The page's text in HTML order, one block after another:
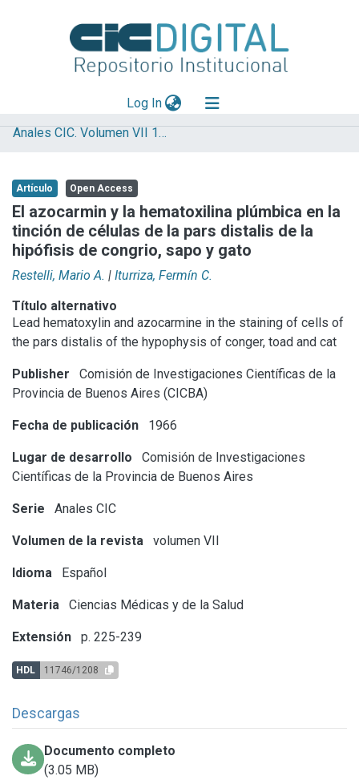
Log In(current)
Explorar
Aportar material
Statistics
Anales CIC. Volumen VII 1966
Artículo Open Access
El azocarmin y la hematoxilina plúmbica en la
tinción de células de la pars distalis de la
hipófisis de congrio, sapo y gato
Restelli, Mario A. | Iturriza, Fermín C.
Título alternativo
Lead hematoxylin and azocarmine in the staining of cells of
the pars distalis of the hypophysis of conger, toad and cat
Publisher
Comisión de Investigaciones Científicas de la
Provincia de Buenos Aires (CICBA)
Fecha de publicación 1966
Lugar de desarrollo
Comisión de Investigaciones
Científicas de la Provincia de Buenos Aires
Serie Anales CIC
Volumen de la revista volumen VII
Idioma Español
Materia Ciencias Médicas y de la Salud
Extensión p. 225-239
HDL 11746/1208
Descargas
Documento completo
(3.05 MB)